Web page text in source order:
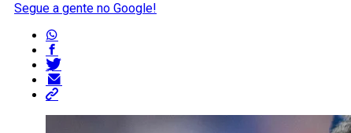
Segue a gente no Google!